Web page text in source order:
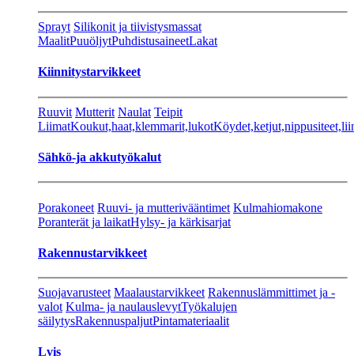
Sprayt Silikonit ja tiivistysmassat
MaalitPuuöljytPuhdistusaineetLakat
Kiinnitystarvikkeet
Ruuvit Mutterit Naulat Teipit
LiimatKoukut,haat,klemmarit,lukot
Sähkö-ja akkutyökalut
Porakoneet Ruuvi- ja mutterivääntimet Kulmahiomakone
Poranterät ja laikatHylsy- ja kärkisarjat
Rakennustarvikkeet
Suojavarusteet Maalaustarvikkeet Rakennuslämmittimet ja -
valot Kulma- ja naulauslevytTyökalujen
säilytysRakennuspaljutPintamateriaalit
Lvis